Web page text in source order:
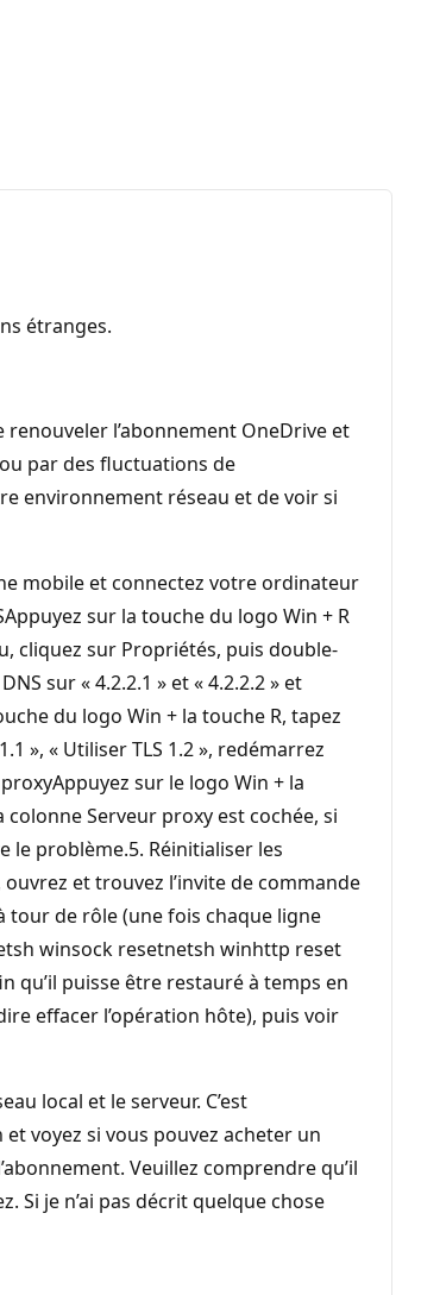
étranges.
l’abonnement OneDrive et
par des fluctuations de
environnement réseau et de voir si
mobile et connectez votre ordinateur
sur la touche du logo Win + R
cliquez sur Propriétés, puis double-
sur « 4.2.2.1 » et « 4.2.2.2 » et
du logo Win + la touche R, tapez
», « Utiliser TLS 1.2 », redémarrez
sur le logo Win + la
Serveur proxy est cochée, si
le problème.5. Réinitialiser les
et trouvez l’invite de commande
tour de rôle (une fois chaque ligne
winsock resetnetsh winhttp reset
qu’il puisse être restauré à temps en
effacer l’opération hôte), puis voir
local et le serveur. C’est
voyez si vous pouvez acheter un
Veuillez comprendre qu’il
Si je n’ai pas décrit quelque chose